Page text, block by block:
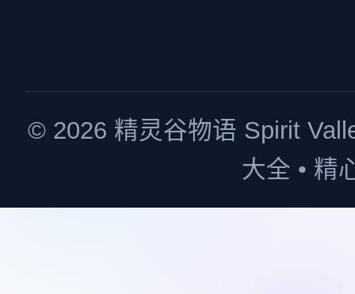
© 2026 精灵谷物语 Spirit
大全 • 精